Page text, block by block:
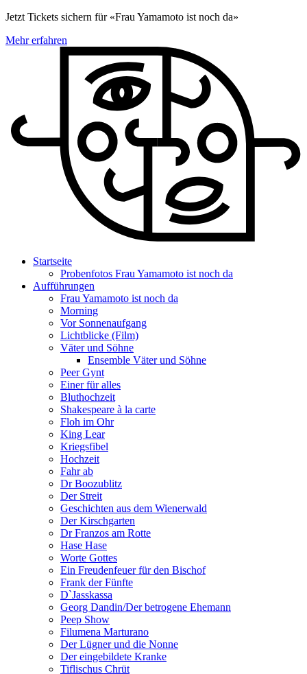
Jetzt Tickets sichern für «Frau Yamamoto ist noch da»
Mehr erfahren
Startseite
Probenfotos Frau Yamamoto ist noch da
Aufführungen
Frau Yamamoto ist noch da
Morning
Vor Sonnenaufgang
Lichtblicke (Film)
Väter und Söhne
Ensemble Väter und Söhne
Peer Gynt
Einer für alles
Bluthochzeit
Shakespeare à la carte
Floh im Ohr
King Lear
Kriegsfibel
Hochzeit
Fahr ab
Dr Boozublitz
Der Streit
Geschichten aus dem Wienerwald
Der Kirschgarten
Dr Franzos am Rotte
Hase Hase
Worte Gottes
Ein Freudenfeuer für den Bischof
Frank der Fünfte
D`Jasskassa
Georg Dandin/Der betrogene Ehemann
Peep Show
Filumena Marturano
Der Lügner und die Nonne
Der eingebildete Kranke
Tiflischus Chrüt